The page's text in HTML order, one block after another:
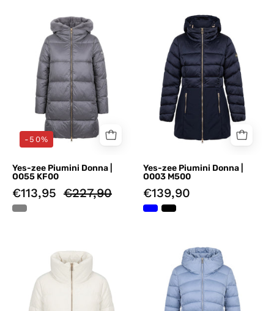
Grigio
Yes-
zee
-50%
Yes-zee Piumini Donna |
O055 KF00
€113,95 €227,90
Blu
Yes-
zee
Yes-zee Piumini Donna |
O003 M500
€139,90
Bianco
Yes-
Celeste
Yes-
zee